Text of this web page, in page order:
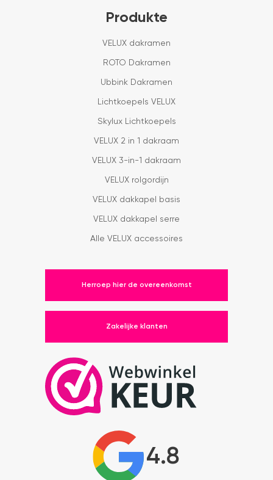
Produkte
VELUX dakramen
ROTO Dakramen
Ubbink Dakramen
Lichtkoepels VELUX
Skylux Lichtkoepels
VELUX 2 in 1 dakraam
VELUX 3-in-1 dakraam
VELUX rolgordijn
VELUX dakkapel basis
VELUX dakkapel serre
Alle VELUX accessoires
Herroep hier de overeenkomst
Zakelijke klanten
4.8